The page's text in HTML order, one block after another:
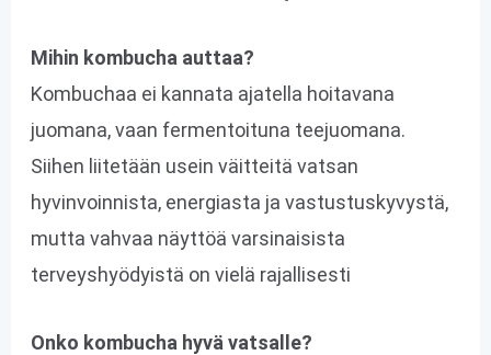
Mihin kombucha auttaa?
Kombuchaa ei kannata ajatella hoitavana
juomana, vaan fermentoituna teejuomana.
Siihen liitetään usein väitteitä vatsan
hyvinvoinnista, energiasta ja vastustuskyvystä,
mutta vahvaa näyttöä varsinaisista
terveyshyödyistä on vielä rajallisesti
Onko kombucha hyvä vatsalle?